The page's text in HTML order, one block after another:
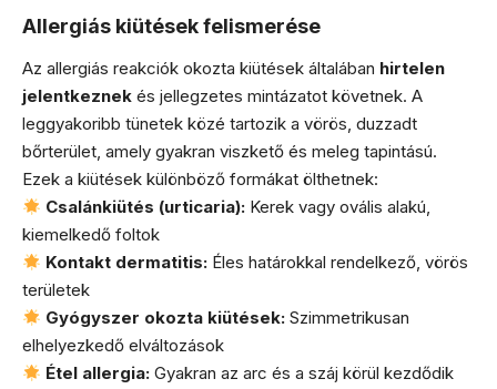
Allergiás kiütések felismerése
Az allergiás reakciók okozta kiütések általában hirtelen
jelentkeznek és jellegzetes mintázatot követnek. A
leggyakoribb tünetek közé tartozik a vörös, duzzadt
bőrterület, amely gyakran viszkető és meleg tapintású.
Ezek a kiütések különböző formákat ölthetnek:
Csalánkiütés (urticaria): Kerek vagy ovális alakú,
kiemelkedő foltok
Kontakt dermatitis: Éles határokkal rendelkező, vörös
területek
Gyógyszer okozta kiütések: Szimmetrikusan
elhelyezkedő elváltozások
Étel allergia: Gyakran az arc és a száj körül kezdődik